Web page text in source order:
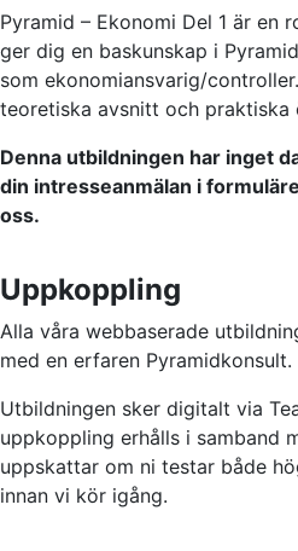
Pyramid – Ekonomi Del 1 är en
ger dig en baskunskap i
som ekonomiansvarig/
teoretiska avsnitt och praktiska
Denna utbildningen har inget
din intresseanmälan i
oss.
Uppkoppling
Alla våra webbaserade
med en erfaren Pyramidkonsult.
Utbildningen sker digitalt via
uppkoppling erhålls i samband
uppskattar om ni testar både
innan vi kör igång.